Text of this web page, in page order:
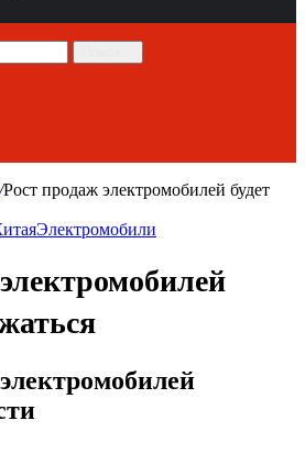
/Рост продаж электромобилей будет
Электромобили